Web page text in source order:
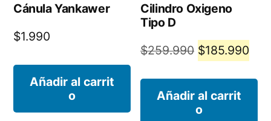
Cánula Yankawer
$1.990
Añadir al carrit
o
Cilindro Oxigeno
Tipo D
$259.990 El
original
era:
$185.990
Añadir al carrit
o